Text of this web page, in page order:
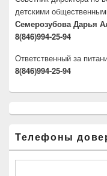
детскими
Семерозубова Дарья
8(846)994-25-94
Ответственный за
8(846)994-25-94
Телефоны